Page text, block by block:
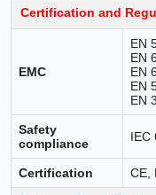
Certification and
EMC
EN
EN
EN
EN
EN
Safety
compliance
IEC
Certification CE,